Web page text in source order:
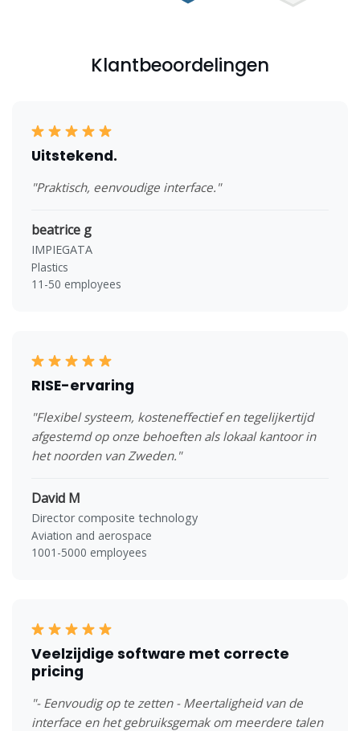
Klantbeoordelingen
Uitstekend.
"Praktisch, eenvoudige interface."
beatrice g
IMPIEGATA
Plastics
11-50 employees
RISE-ervaring
"Flexibel systeem, kosteneffectief en tegelijkertijd
afgestemd op onze behoeften als lokaal kantoor in
het noorden van Zweden."
David M
Director composite technology
Aviation and aerospace
1001-5000 employees
Veelzijdige software met correcte
pricing
"- Eenvoudig op te zetten - Meertaligheid van de
interface en het gebruiksgemak om meerdere talen